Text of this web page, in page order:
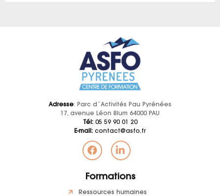
Adresse: Parc d´Activités Pau Pyrénées
17, avenue Léon Blum 64000 PAU
Tél:05 59 90 01 20
E-mail: contact@asfo.fr
Formations
Ressources humaines